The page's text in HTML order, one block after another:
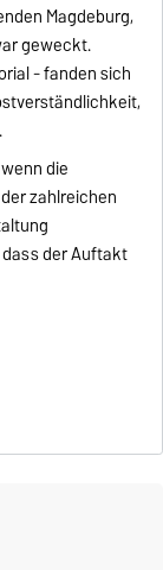
Magdeburg,
geweckt.
- fanden sich
die
zahlreichen
der Auftakt